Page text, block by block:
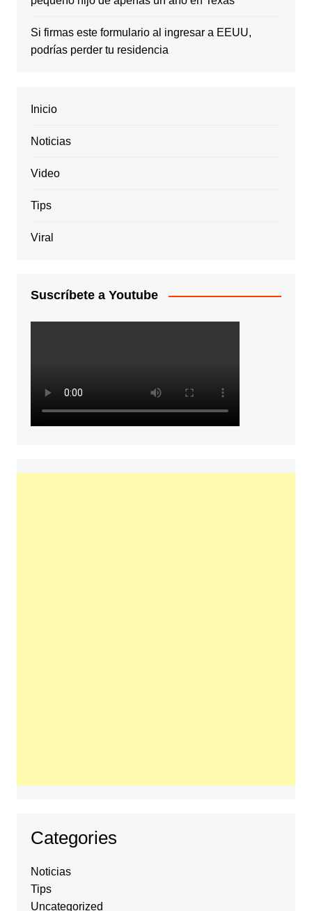
Si firmas este formulario al ingresar a EEUU,
podrías perder tu residencia
Inicio
Noticias
Video
Tips
Viral
Suscríbete a Youtube
Categories
Noticias
Tips
Uncategorized